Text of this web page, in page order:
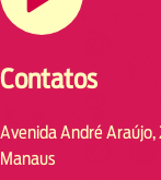
Contatos
Avenida André Araújo,
Manaus